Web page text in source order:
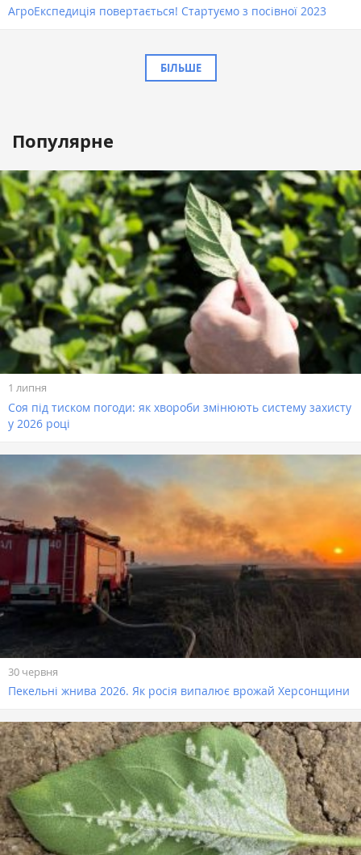
АгроЕкспедиція повертається! Стартуємо з посівної 2023
БІЛЬШЕ
Популярне
1 липня
Соя під тиском погоди: як хвороби змінюють систему захисту
у 2026 році
30 червня
Пекельні жнива 2026. Як росія випалює врожай Херсонщини